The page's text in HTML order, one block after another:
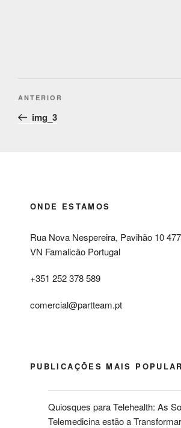
Post
navigation
Conteúdo
anterior
ANTERIOR
img_3
ONDE ESTAMOS
Rua Nova Nespereira, Pavihão 10
VN Famalicão Portugal
+351 252 378 589
comercial@partteam.pt
PUBLICAÇÕES MAIS
Quiosques para Telehealth: As
Telemedicina estão a